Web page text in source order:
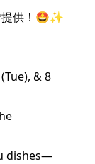
提供！🤩✨
& 8
dishes—